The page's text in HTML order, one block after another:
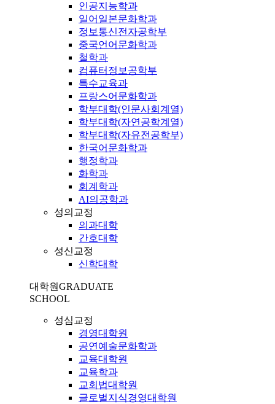
인공지능학과
일어일본문화학과
정보통신전자공학부
중국언어문화학과
철학과
컴퓨터정보공학부
특수교육과
프랑스어문화학과
학부대학(인문사회계열)
학부대학(자연공학계열)
학부대학(자유전공학부)
한국어문화학과
행정학과
화학과
회계학과
AI의공학과
성의교정
의과대학
간호대학
성신교정
신학대학
대학원GRADUATE
SCHOOL
성심교정
경영대학원
공연예술문화학과
교육대학원
교육학과
교회법대학원
글로벌지식경영대학원